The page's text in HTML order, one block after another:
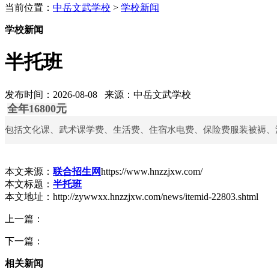
当前位置： 中岳文武学校 > 学校新闻
学校新闻
半托班
发布时间：2026-08-08 来源：中岳文武学校
全年16800元
包括文化课、武术课学费、生活费、住宿水电费、保险费服装被褥、
本文来源： 联合招生网https://www.hnzzjxw.com/
本文标题： 半托班
本文地址：http://zywwxx.hnzzjxw.com/news/itemid-22803.shtml
上一篇：
下一篇：
相关新闻